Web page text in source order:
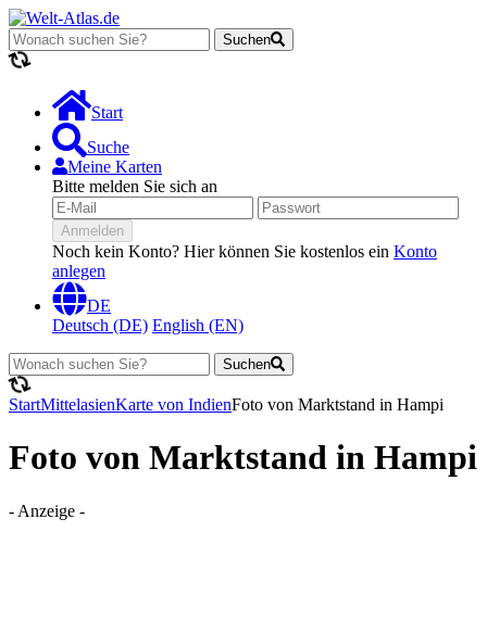
Suchen
Lädt...
Start
Suche
Meine Karten
Bitte melden Sie sich an
Anmelden
Noch kein Konto? Hier können Sie kostenlos ein Konto
anlegen
DE
Deutsch (DE) English (EN)
Suchen
Lädt...
StartMittelasienKarte von IndienFoto von Marktstand in Hampi
Foto von Marktstand in Hampi
- Anzeige -